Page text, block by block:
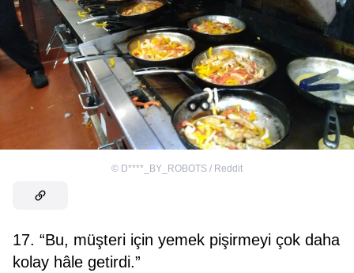
© D****_BY_ROBOTS / Reddit
17. “Bu, müşteri için yemek pişirmeyi çok daha
kolay hâle getirdi.”